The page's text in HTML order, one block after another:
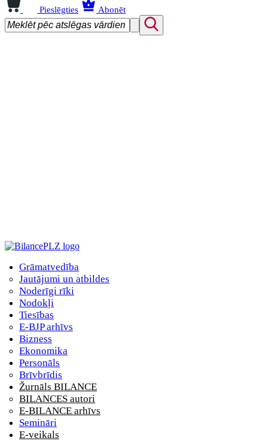
Pieslēgties Abonēt
Grāmatvedība
Jautājumi un atbildes
Noderīgi rīki
Nodokļi
Tiesības
E-BJP arhīvs
Bizness
Ekonomika
Personāls
Brīvbrīdis
Žurnāls BILANCE
BILANCES autori
E-BILANCE arhīvs
Semināri
E-veikals